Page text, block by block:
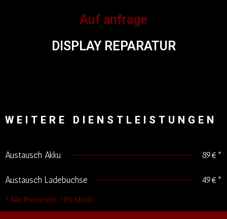
Auf anfrage
DISPLAY REPARATUR
WEITERE DIENSTLEISTUNGEN
Austausch Akku 89€*
Austausch Ladebuchse 49€*
* Alle Preise inkl. 19% MwSt.